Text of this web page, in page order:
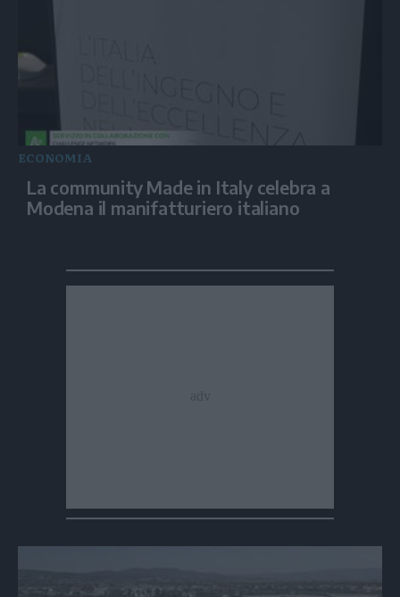
ECONOMIA
La community Made in Italy celebra a
Modena il manifatturiero italiano